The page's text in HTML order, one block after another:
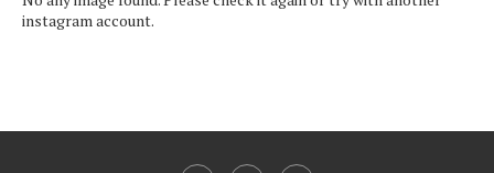
instagram account.